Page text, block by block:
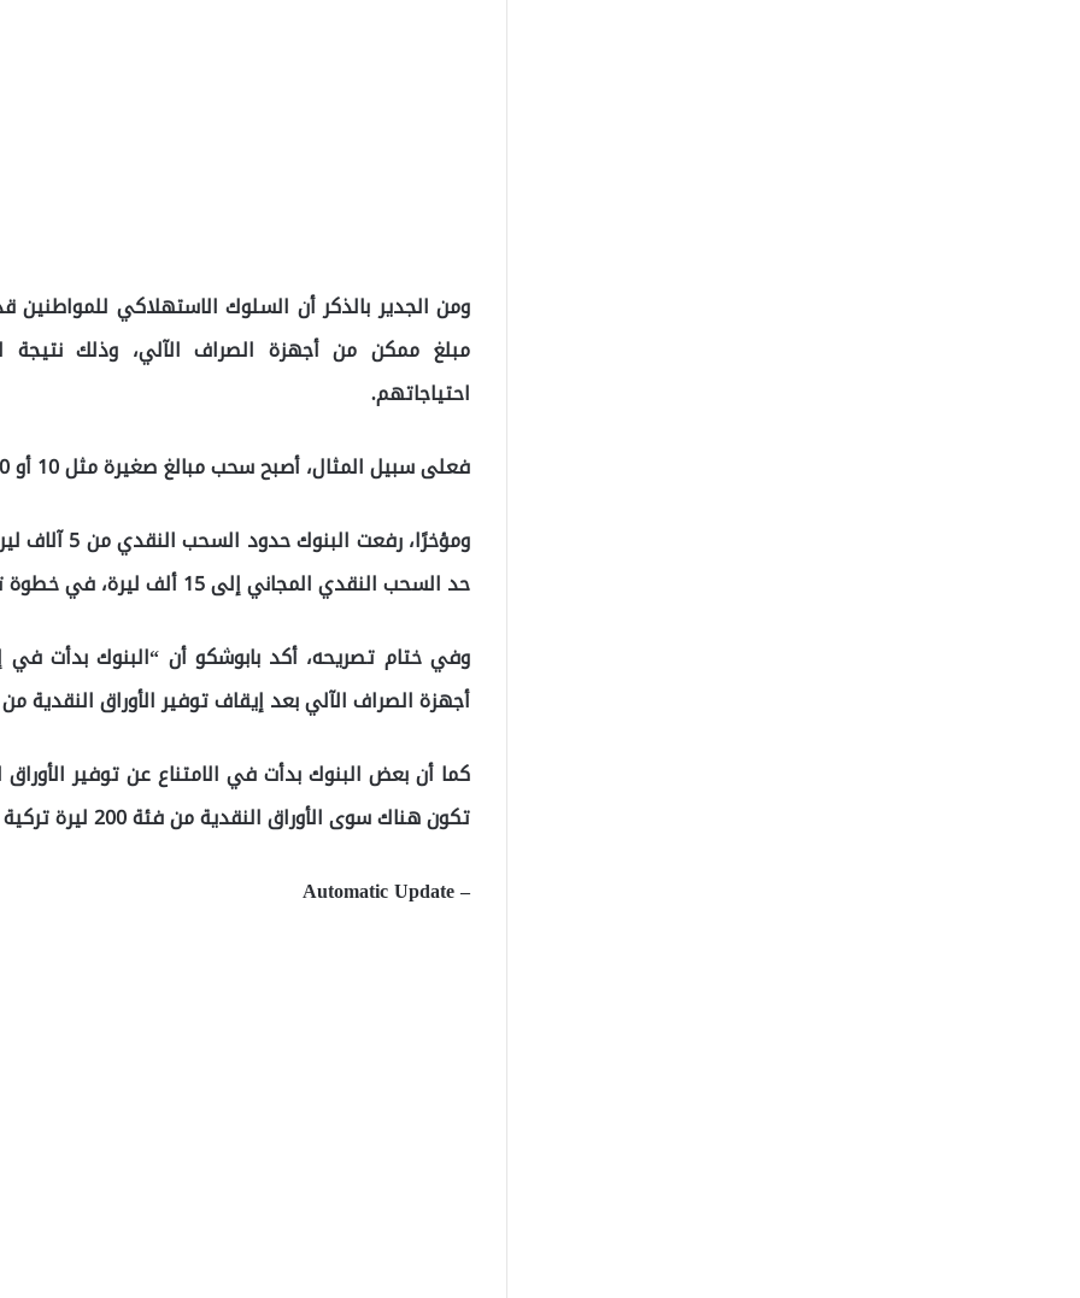
ومن الجدير بالذكر أن السلوك الاستهلاكي
مبلغ ممكن من أجهزة الصراف الآلي، وذلك نتيجة
احتياجاتهم.
فعلى سبيل المثال، أصبح سحب مبالغ صغيرة مثل 10 أو 20 ليرة من بعض البنوك أمرًا مستحيلًا.
حد السحب النقدي المجاني إلى 15 ألف ليرة، في خطوة تهدف إلى مواكبة التضخم المتزايد.
أجهزة الصراف الآلي بعد إيقاف توفير الأوراق النقدية من فئة 5 و10
تكون هناك سوى الأوراق النقدية من فئة 200 ليرة تركية في أجهزة الصراف الآلي”.
– Automatic Update